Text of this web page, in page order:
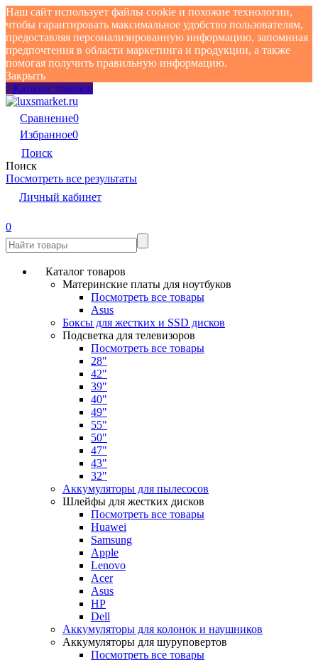
Наш сайт использует файлы cookie и похожие технологии,
чтобы гарантировать максимальное удобство пользователям,
предоставляя персонализированную информацию, запоминая
предпочтения в области маркетинга и продукции, а также
помогая получить правильную информацию.
Закрыть
Каталог товаров
Сравнение0
Избранное0
Поиск
Поиск
Посмотреть все результаты
Личный кабинет
0
Каталог товаров
Материнские платы для ноутбуков
Посмотреть все товары
Asus
Боксы для жестких и SSD дисков
Подсветка для телевизоров
Посмотреть все товары
28"
42"
39"
40"
49"
55"
50"
47"
43"
32"
Аккумуляторы для пылесосов
Шлейфы для жестких дисков
Посмотреть все товары
Huawei
Samsung
Apple
Lenovo
Acer
Asus
HP
Dell
Аккумуляторы для колонок и наушников
Аккумуляторы для шуруповертов
Посмотреть все товары